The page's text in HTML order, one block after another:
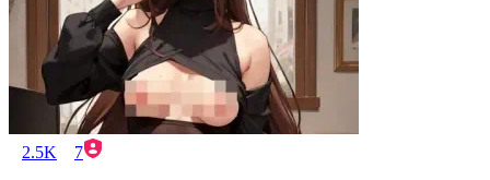
2.5K 7